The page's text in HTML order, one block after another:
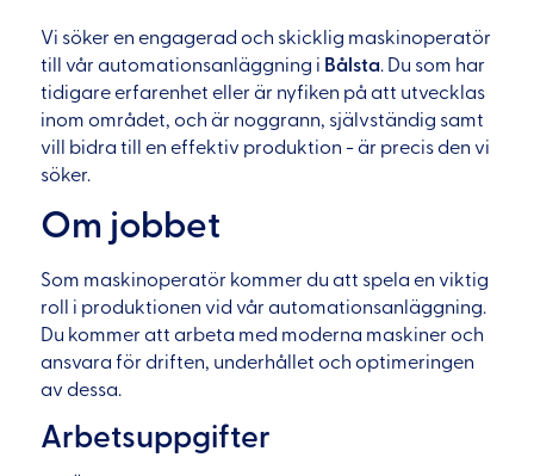
Vi söker en engagerad och skicklig maskinoperatör
till vår automationsanläggning i Bålsta. Du som har
tidigare erfarenhet eller är nyfiken på att utvecklas
inom området, och är noggrann, självständig samt
vill bidra till en effektiv produktion - är precis den vi
söker.
Om jobbet
Som maskinoperatör kommer du att spela en viktig
roll i produktionen vid vår automationsanläggning.
Du kommer att arbeta med moderna maskiner och
ansvara för driften, underhållet och optimeringen
av dessa.
Arbetsuppgifter